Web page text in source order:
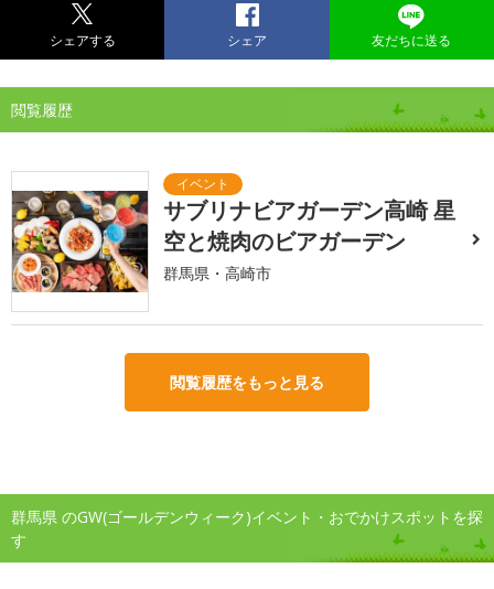
シェアする シェア 友だちに送る
閲覧履歴
サブリナビアガーデン高崎 星
空と焼肉のビアガーデン
群馬県・高崎市
閲覧履歴をもっと見る
群馬県 のGW(ゴールデンウィーク)イベント・おでかけスポットを探
す